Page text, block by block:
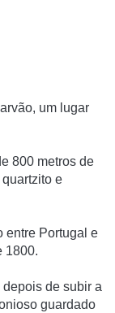
um lugar
800 metros de
e
entre Portugal e
1800.
de subir a
guardado